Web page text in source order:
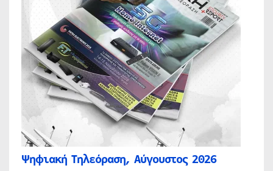
Ψηφιακή Τηλεόραση, Αύγουστος 2026